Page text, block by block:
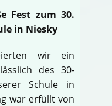
Fest zum 30.
in Niesky
wir ein
des 30-
Schule in
war erfüllt von